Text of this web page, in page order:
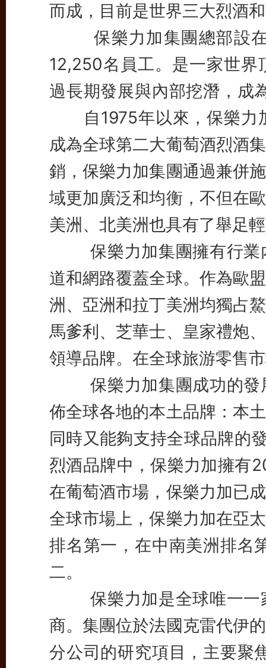
而成，目前是世界三大烈酒
保樂力加集團總部設在
12,250名員工。是一家世界
過長期發展與內部挖潛，成
自1975年以來，保樂力
成為全球第二大葡萄酒烈酒
銷，保樂力加集團通過兼併
域更加廣泛和均衡，不但在
美洲、北美洲也具有了舉足
保樂力加集團擁有行業
道和網路覆蓋全球。作為歐
洲、亞洲和拉丁美洲均獨占
馬爹利、芝華士、皇家禮炮
領導品牌。在全球旅游零售
保樂力加集團成功的發
佈全球各地的本土品牌：本
同時又能夠支持全球品牌的
烈酒品牌中，保樂力加擁有
在葡萄酒市場，保樂力加已
全球市場上，保樂力加在亞
排名第一，在中南美洲排名
二。
保樂力加是全球唯一一
商。集團位於法國克雷代伊
分公司的研究項目，主要聚